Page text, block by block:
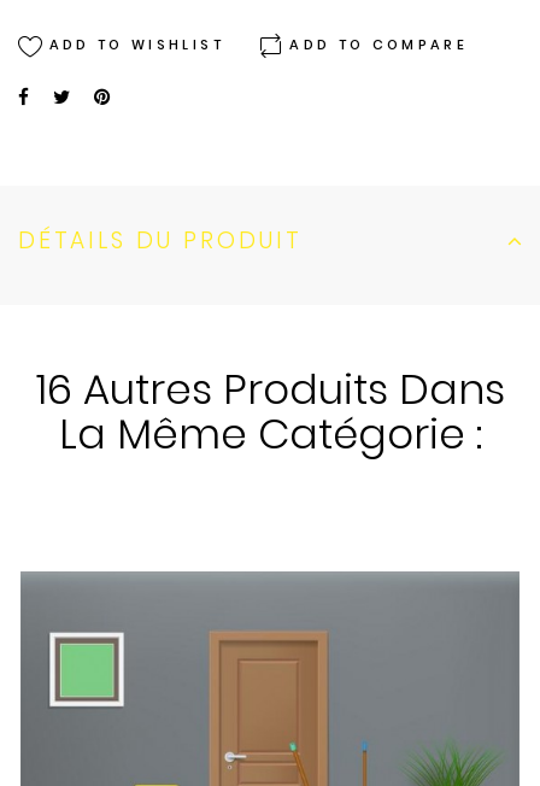
ADD TO WISHLIST ADD TO COMPARE
DÉTAILS DU PRODUIT
16 Autres Produits Dans
La Même Catégorie :